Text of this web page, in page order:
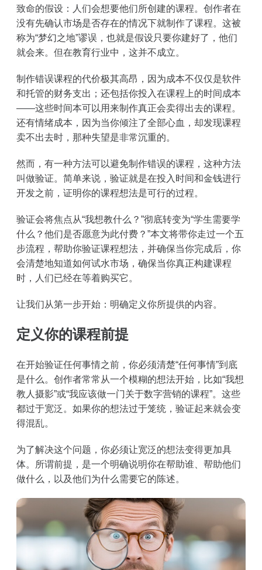
致命的假设：人们会想要他们所创建的课程。创作者在
没有先确认市场是否存在的情况下就制作了课程。这被
称为“梦幻之地”谬误，也就是假设只要你建好了，他们
就会来。但在教育行业中，这并不成立。
制作错误课程的代价极其高昂，因为成本不仅仅是软件
和托管的财务支出；还包括你投入在课程上的时间成本
——这些时间本可以用来制作真正会卖得出去的课程。
还有情绪成本，因为当你倾注了全部心血，却发现课程
卖不出去时，那种失望是非常沉重的。
然而，有一种方法可以避免制作错误的课程，这种方法
叫做验证。简单来说，验证就是在投入时间和金钱进行
开发之前，证明你的课程想法是可行的过程。
验证会将焦点从“我想教什么？”彻底转变为“学生需要学
什么？他们是否愿意为此付费？”本文将带你走过一个五
步流程，帮助你验证课程想法，并确保当你完成后，你
会清楚地知道如何试水市场，确保当你真正构建课程
时，人们已经在等着购买它。
让我们从第一步开始：明确定义你所提供的内容。
定义你的课程前提
在开始验证任何事情之前，你必须清楚“任何事情”到底
是什么。创作者常常从一个模糊的想法开始，比如“我想
教人摄影”或“我应该做一门关于数字营销的课程”。这些
都过于宽泛。如果你的想法过于笼统，验证起来就会变
得混乱。
为了解决这个问题，你必须让宽泛的想法变得更加具
体。所谓前提，是一个明确说明你在帮助谁、帮助他们
做什么，以及他们为什么需要它的陈述。